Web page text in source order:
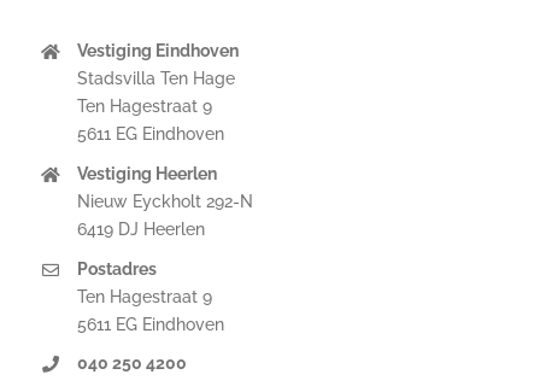
Vestiging Eindhoven
Stadsvilla Ten Hage
Ten Hagestraat 9
5611 EG Eindhoven
Vestiging Heerlen
Nieuw Eyckholt 292-N
6419 DJ Heerlen
Postadres
Ten Hagestraat 9
5611 EG Eindhoven
040 250 4200